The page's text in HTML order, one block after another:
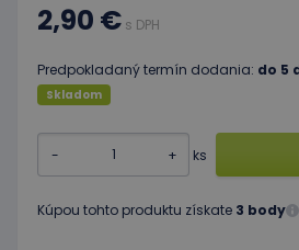
2,90 € s DPH
Predpokladaný termín dodania: do 5
Skladom
- + ks
Kúpou tohto produktu získate 3 body